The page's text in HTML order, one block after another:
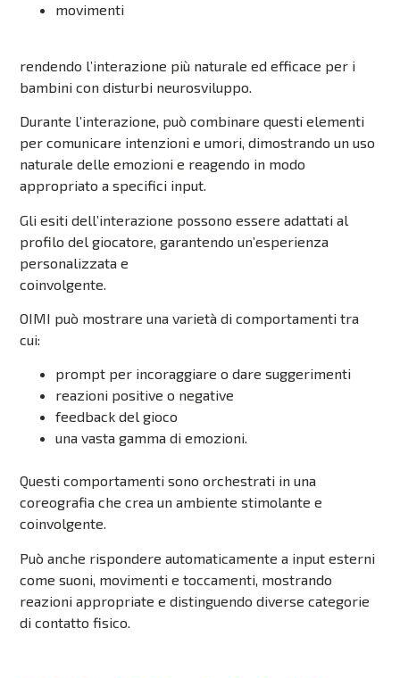
movimenti
rendendo l’interazione più naturale ed efficace per i
bambini con disturbi neurosviluppo.
Durante l’interazione, può combinare questi elementi
per comunicare intenzioni e umori, dimostrando un uso
naturale delle emozioni e reagendo in modo
appropriato a specifici input.
Gli esiti dell’interazione possono essere adattati al
profilo del giocatore, garantendo un’esperienza
personalizzata e
coinvolgente.
OIMI può mostrare una varietà di comportamenti tra
cui:
prompt per incoraggiare o dare suggerimenti
reazioni positive o negative
feedback del gioco
una vasta gamma di emozioni.
Questi comportamenti sono orchestrati in una
coreografia che crea un ambiente stimolante e
coinvolgente.
Può anche rispondere automaticamente a input esterni
come suoni, movimenti e toccamenti, mostrando
reazioni appropriate e distinguendo diverse categorie
di contatto fisico.